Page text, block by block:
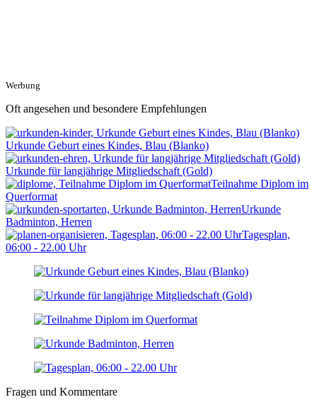
Werbung
Oft angesehen und besondere Empfehlungen
Urkunde Geburt eines Kindes, Blau (Blanko)
Urkunde für langjährige Mitgliedschaft (Gold)
Teilnahme Diplom im
Querformat
Urkunde
Badminton, Herren
Tagesplan,
06:00 - 22.00 Uhr
Fragen und Kommentare